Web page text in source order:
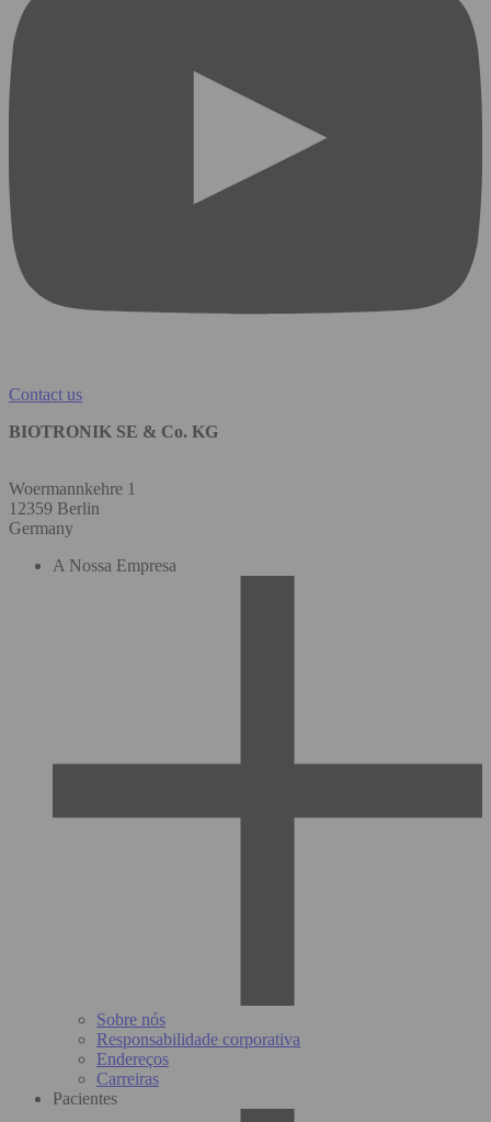
Contact us
BIOTRONIK SE & Co. KG
Woermannkehre 1
12359 Berlin
Germany
A Nossa Empresa
Sobre nós
Responsabilidade corporativa
Endereços
Carreiras
Pacientes